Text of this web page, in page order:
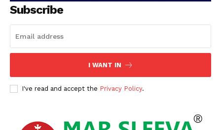
Subscribe
I WANT IN
I've read and accept the Privacy Policy.